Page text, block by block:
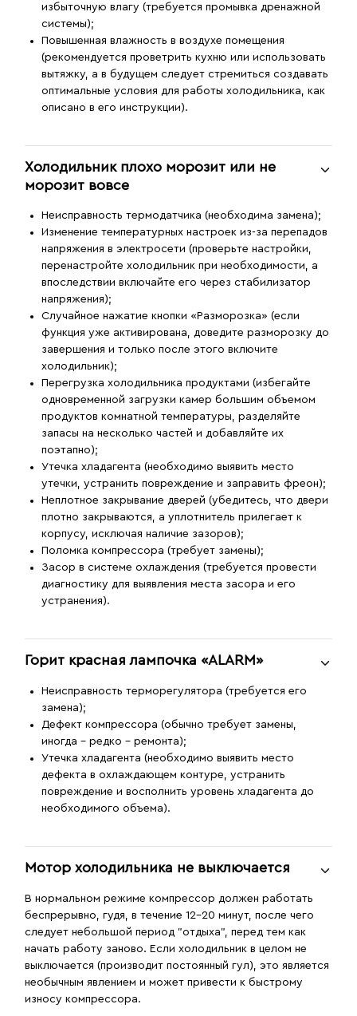
избыточную влагу (требуется промывка дренажной
системы);
Повышенная влажность в воздухе помещения
(рекомендуется проветрить кухню или использовать
вытяжку, а в будущем следует стремиться создавать
оптимальные условия для работы холодильника, как
описано в его инструкции).
Холодильник плохо морозит или не
морозит вовсе
Неисправность термодатчика (необходима замена);
Изменение температурных настроек из-за перепадов
напряжения в электросети (проверьте настройки,
перенастройте холодильник при необходимости, а
впоследствии включайте его через стабилизатор
напряжения);
Случайное нажатие кнопки «Разморозка» (если
функция уже активирована, доведите разморозку до
завершения и только после этого включите
холодильник);
Перегрузка холодильника продуктами (избегайте
одновременной загрузки камер большим объемом
продуктов комнатной температуры, разделяйте
запасы на несколько частей и добавляйте их
поэтапно);
Утечка хладагента (необходимо выявить место
утечки, устранить повреждение и заправить фреон);
Неплотное закрывание дверей (убедитесь, что двери
плотно закрываются, а уплотнитель прилегает к
корпусу, исключая наличие зазоров);
Поломка компрессора (требует замены);
Засор в системе охлаждения (требуется провести
диагностику для выявления места засора и его
устранения).
Горит красная лампочка «ALARM»
Неисправность терморегулятора (требуется его
замена);
Дефект компрессора (обычно требует замены,
иногда – редко – ремонта);
Утечка хладагента (необходимо выявить место
дефекта в охлаждающем контуре, устранить
повреждение и восполнить уровень хладагента до
необходимого объема).
Мотор холодильника не выключается
В нормальном режиме компрессор должен работать
беспрерывно, гудя, в течение 12–20 минут, после чего
следует небольшой период "отдыха", перед тем как
начать работу заново. Если холодильник в целом не
выключается (производит постоянный гул), это является
необычным явлением и может привести к быстрому
износу компрессора.